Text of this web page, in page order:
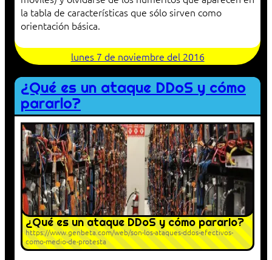
la tabla de características que sólo sirven como
orientación básica.
lunes 7 de noviembre del 2016
¿Qué es un ataque DDoS y cómo
pararlo?
¿Qué es un ataque DDoS y cómo pararlo?
https://www.genbeta.com/web/son-los-ataques-ddos-efectivos-
como-medio-de-protesta